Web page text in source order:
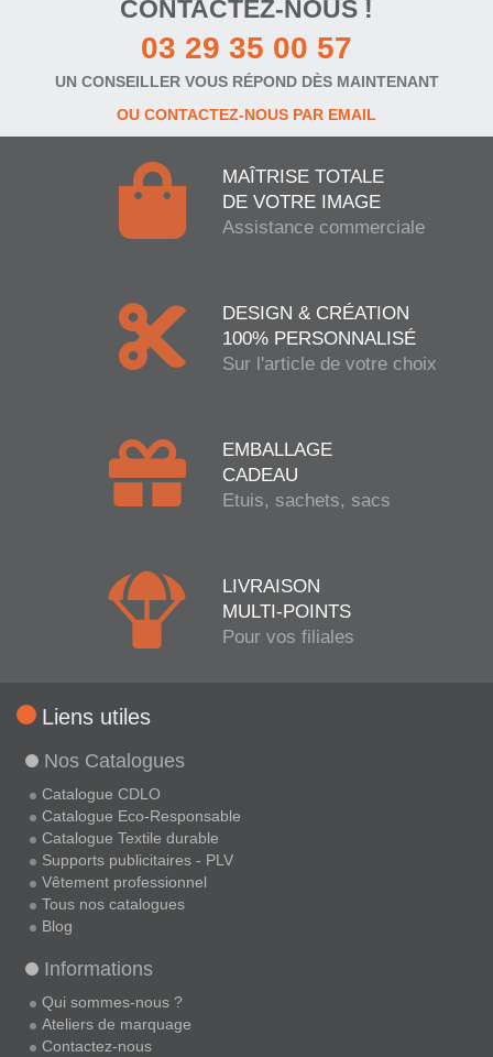
CONTACTEZ-NOUS !
03 29 35 00 57
UN CONSEILLER VOUS RÉPOND DÈS MAINTENANT
OU CONTACTEZ-NOUS PAR EMAIL
MAÎTRISE TOTALE
DE VOTRE IMAGE
Assistance commerciale
DESIGN & CRÉATION
100% PERSONNALISÉ
Sur l'article de votre choix
EMBALLAGE
CADEAU
Etuis, sachets, sacs
LIVRAISON
MULTI-POINTS
Pour vos filiales
Liens utiles
Nos Catalogues
Catalogue CDLO
Catalogue Eco-Responsable
Catalogue Textile durable
Supports publicitaires - PLV
Vêtement professionnel
Tous nos catalogues
Blog
Informations
Qui sommes-nous ?
Ateliers de marquage
Contactez-nous